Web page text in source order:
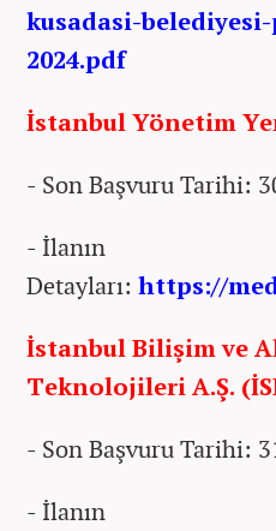
kusadasi-
2024.pdf
İstanbul Yönetim
- Son Başvuru Tarihi:
- İlanın
Detayları: https://
İstanbul Bilişim ve
Teknolojileri A.Ş.
- Son Başvuru Tarihi:
- İlanın